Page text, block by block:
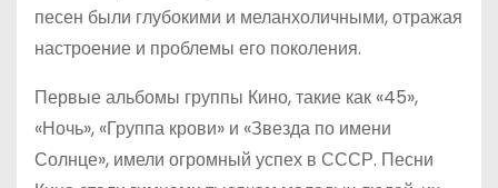
песен были глубокими и меланхоличными, отражая
настроение и проблемы его поколения.
Первые альбомы группы Кино, такие как «45»,
«Ночь», «Группа крови» и «Звезда по имени
Солнце», имели огромный успех в СССР. Песни